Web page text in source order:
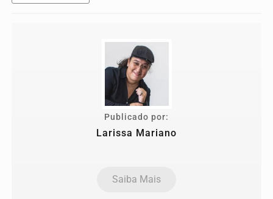
Publicado por:
Larissa Mariano
Saiba Mais